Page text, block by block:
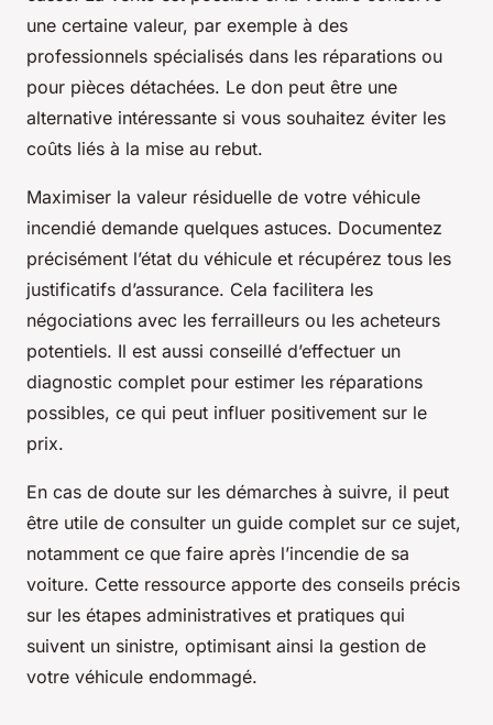
une certaine valeur, par exemple à des
professionnels spécialisés dans les réparations ou
pour pièces détachées. Le don peut être une
alternative intéressante si vous souhaitez éviter les
coûts liés à la mise au rebut.
Maximiser la valeur résiduelle de votre véhicule
incendié demande quelques astuces. Documentez
précisément l’état du véhicule et récupérez tous les
justificatifs d’assurance. Cela facilitera les
négociations avec les ferrailleurs ou les acheteurs
potentiels. Il est aussi conseillé d’effectuer un
diagnostic complet pour estimer les réparations
possibles, ce qui peut influer positivement sur le
prix.
En cas de doute sur les démarches à suivre, il peut
être utile de consulter un guide complet sur ce sujet,
notamment ce que faire après l’incendie de sa
voiture. Cette ressource apporte des conseils précis
sur les étapes administratives et pratiques qui
suivent un sinistre, optimisant ainsi la gestion de
votre véhicule endommagé.